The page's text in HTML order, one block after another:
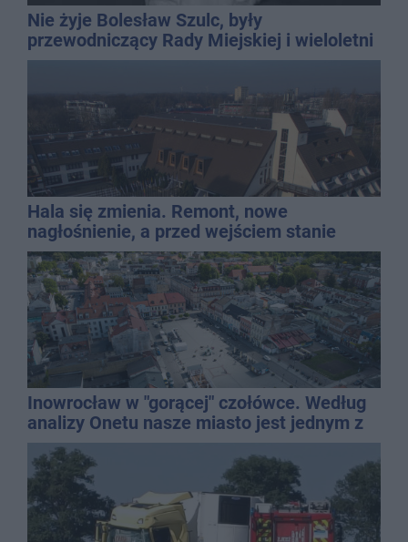
Nie żyje Bolesław Szulc, były
przewodniczący Rady Miejskiej i wieloletni
dyrektor SP 14
Hala się zmienia. Remont, nowe
nagłośnienie, a przed wejściem stanie
QEMETICA ARENA
Inowrocław w "gorącej" czołówce. Według
analizy Onetu nasze miasto jest jednym z
najbardziej narażonych na upały